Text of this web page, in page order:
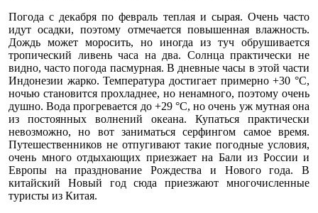
Погода с декабря по февраль теплая и сырая. Очень часто
идут осадки, поэтому отмечается повышенная влажность.
Дождь может моросить, но иногда из туч обрушивается
тропический ливень часа на два. Солнца практически не
видно, часто погода пасмурная. В дневные часы в этой части
Индонезии жарко. Температура достигает примерно +30 °С,
ночью становится прохладнее, но ненамного, поэтому очень
душно. Вода прогревается до +29 °С, но очень уж мутная она
из постоянных волнений океана. Купаться практически
невозможно, но вот заниматься серфингом самое время.
Путешественников не отпугивают такие погодные условия,
очень много отдыхающих приезжает на Бали из России и
Европы на празднование Рождества и Нового года. В
китайский Новый год сюда приезжают многочисленные
туристы из Китая.